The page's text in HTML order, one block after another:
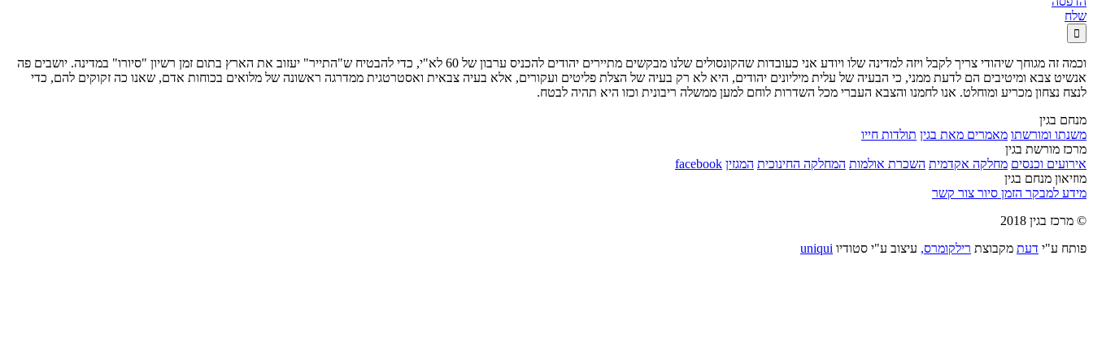
שלח

וכמה זה מגוחך שיהודי צריך לקבל ויזה למדינה שלו ויודע אני כעובדות שהקונסולים שלנו מבקשים מתיירים יהודים להכניס ערבון של 60 לא"י, כדי להבטיח ש"התייר" יעזוב את הארץ בתום זמן רשיון "סיורו" במדינה. יושבים פה
אנשיט צבא ומיטיבים הם לדעת ממני, כי הבעיה של עלית מיליונים יהודים, היא לא רק בעיה של הצלת פליטים ועקורים, אלא בעיה צבאית ואסטרטגית ממדרגה ראשונה של מלואים בכוחות אדם, שאנו כה זקוקים להם, כדי
לנצח נצחון מכריע ומוחלט. אנו לחמנו והצבא העברי מכל השדרות לוחם למען ממשלה ריבונית וכזו היא תהיה לבטח.
מנחם בגין
משנתו ומורשתו מאמרים מאת בגין תולדות חייו
מרכז מורשת בגין
אירועים וכנסים מחלקה אקדמית השכרת אולמות המחלקה החינוכית המגזין facebook
מוזיאון מנחם בגין
מידע למבקר הזמן סיור צור קשר
© מרכז בגין 2018
פותח ע"י דעת מקבוצת רילקומרס, עיצוב ע"י סטודיו uniqui